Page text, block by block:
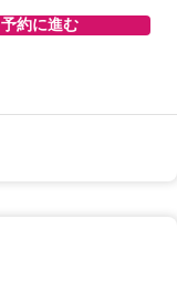
予約に進む